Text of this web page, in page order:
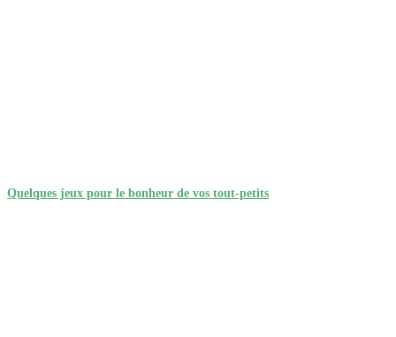
Quelques jeux pour le bonheur de vos tout-petits